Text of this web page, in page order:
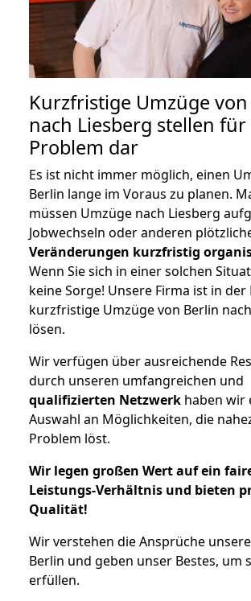
Kurzfristige Umzüge
nach Liesberg stellen
Problem dar
Es ist nicht immer möglich, einen
Berlin lange im Voraus zu planen.
müssen Umzüge nach Liesberg
Jobwechseln oder anderen
Veränderungen kurzfristig
Wenn Sie sich in einer solchen
keine Sorge! Unsere Firma ist in der
kurzfristige Umzüge von Berlin
lösen.
Wir verfügen über ausreichende
durch unseren umfangreichen und
qualifizierten Netzwerk haben wir
Auswahl an Möglichkeiten, die
Problem löst.
Wir legen großen Wert auf ein
Leistungs-Verhältnis und bieten
Qualität!
Wir verstehen die Ansprüche
Berlin und geben unser Bestes, um
erfüllen.